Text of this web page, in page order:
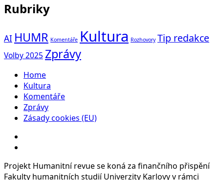
Rubriky
AI HUMR Komentáře Kultura Rozhovory Tip redakce
Volby 2025 Zprávy
Home
Kultura
Komentáře
Zprávy
Zásady cookies (EU)
Projekt Humanitní revue se koná za finančního přispění
Fakulty humanitních studií Univerzity Karlovy v rámci